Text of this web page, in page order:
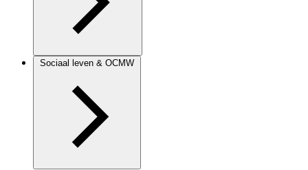
Sociaal leven & OCMW